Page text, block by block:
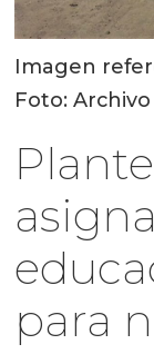
Imagen
Foto:
para